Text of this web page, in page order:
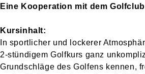
Eine Kooperation mit dem
Kursinhalt:
In sportlicher und lockerer
2-stündigem Golfkurs ganz
Grundschläge des Golfens kennen,